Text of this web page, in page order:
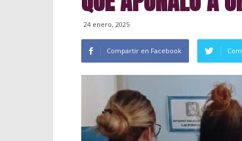
24 enero, 2025
Compartir en Facebook